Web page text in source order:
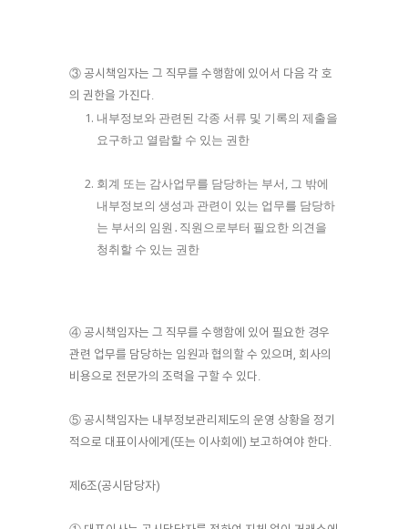
③ 공시책임자는 그 직무를 수행함에 있어서 다음 각 호
의 권한을 가진다.
내부정보와 관련된 각종 서류 및 기록의 제출을
요구하고 열람할 수 있는 권한
회계 또는 감사업무를 담당하는 부서, 그 밖에
내부정보의 생성과 관련이 있는 업무를 담당하
는 부서의 임원․직원으로부터 필요한 의견을
청취할 수 있는 권한
④ 공시책임자는 그 직무를 수행함에 있어 필요한 경우
관련 업무를 담당하는 임원과 협의할 수 있으며, 회사의
비용으로 전문가의 조력을 구할 수 있다.
⑤ 공시책임자는 내부정보관리제도의 운영 상황을 정기
적으로 대표이사에게(또는 이사회에) 보고하여야 한다.
제6조(공시담당자)